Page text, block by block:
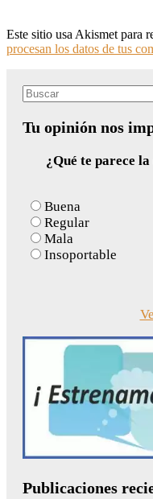
Este sitio usa Akismet para
procesan los datos de tus
Search
Tu opinión nos
¿Qué te parece
Buena
Regular
Mala
Insoportable
Publicaciones